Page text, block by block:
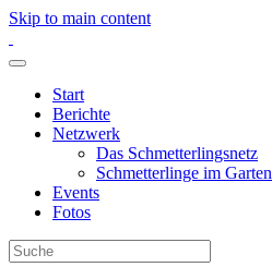
Skip to main content
Start
Berichte
Netzwerk
Das Schmetterlingsnetz
Schmetterlinge im Garten
Events
Fotos